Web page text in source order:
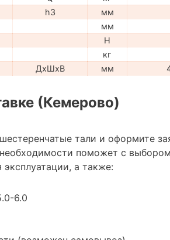
h3 мм
мм
H
кг
ДхШхВ мм
(Кемерово)
тали и оформите
поможет с
а также:
6.0